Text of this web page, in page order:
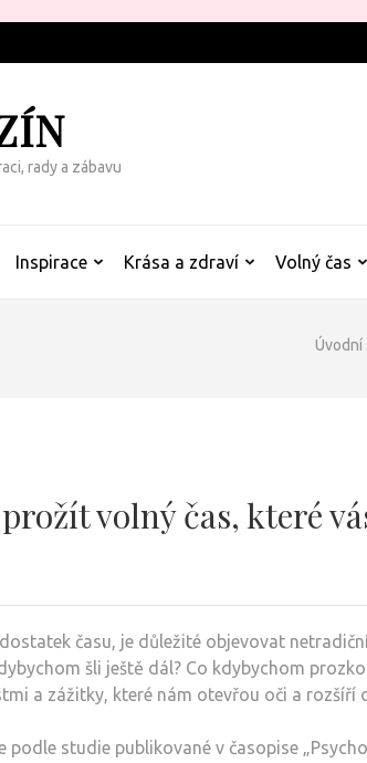
rady a zábavu
Inspirace Krása a zdraví Volný čas
Úvodní
volný čas, které
času, je důležité objevovat
šli ještě dál? Co kdybychom
a zážitky, které nám otevřou oči a rozšíří
studie publikované v časopise